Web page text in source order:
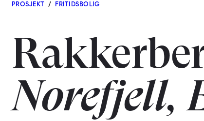
PROSJEKT / FRITIDSBOLIG
Norefjell,